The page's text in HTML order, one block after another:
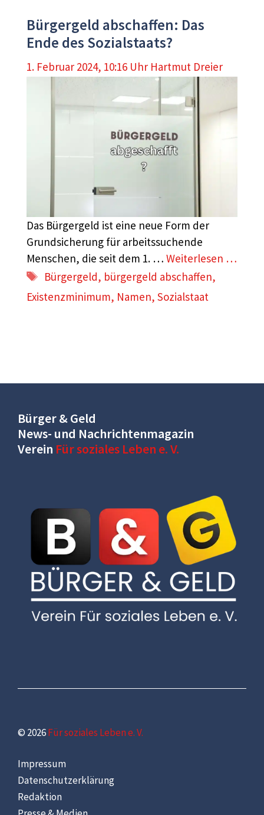
Bürgergeld abschaffen: Das
Ende des Sozialstaats?
1. Februar 2024, 10:16 Uhr Hartmut Dreier
Das Bürgergeld ist eine neue Form der
Grundsicherung für arbeitssuchende
Menschen, die seit dem 1. … Weiterlesen …
Schlagwörter
Bürgergeld, bürgergeld abschaffen,
Existenzminimum, Namen, Sozialstaat
Bürger & Geld
News- und Nachrichtenmagazin
Verein Für soziales Leben e. V.
© 2026Für soziales Leben e. V.
Impressum
Datenschutzerklärung
Redaktion